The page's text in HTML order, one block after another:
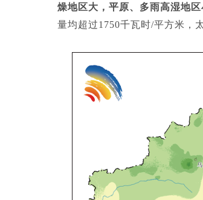
燥地区大，平原、多雨高湿地区
量均超过1750千瓦时/平方米，